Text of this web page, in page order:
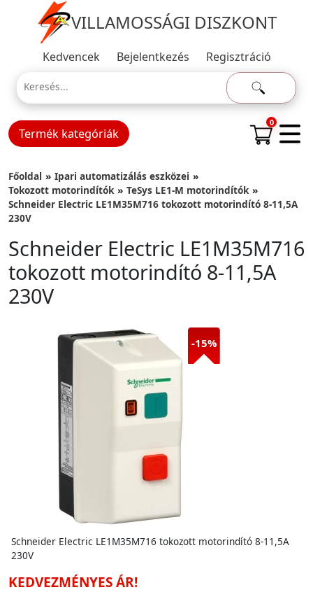
VILLAMOSSÁGI DISZKONT
Kedvencek Bejelentkezés Regisztráció
Termék kategóriák
0
Főoldal
Ipari automatizálás eszközei
Tokozott motorindítók
TeSys LE1-M motorindítók
Schneider Electric LE1M35M716 tokozott motorindító 8-11,5A
230V
Schneider Electric LE1M35M716
tokozott motorindító 8-11,5A
230V
-15%
Schneider Electric LE1M35M716 tokozott motorindító 8-11,5A
230V
KEDVEZMÉNYES ÁR!